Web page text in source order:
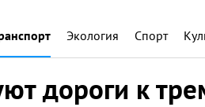
Экология Спорт
дороги к